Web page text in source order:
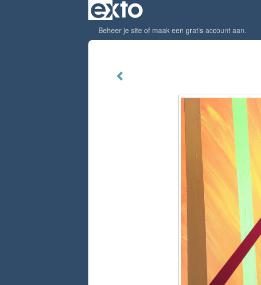
Beheer je site of maak een gratis account aan.